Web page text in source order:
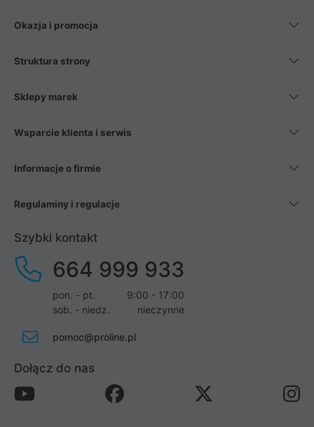
Okazja i promocja
Struktura strony
Sklepy marek
Wsparcie klienta i serwis
Informacje o firmie
Regulaminy i regulacje
Szybki kontakt
664 999 933
pon. - pt.
9:00 - 17:00
sob. - niedz.
nieczynne
pomoc@proline.pl
Dołącz do nas